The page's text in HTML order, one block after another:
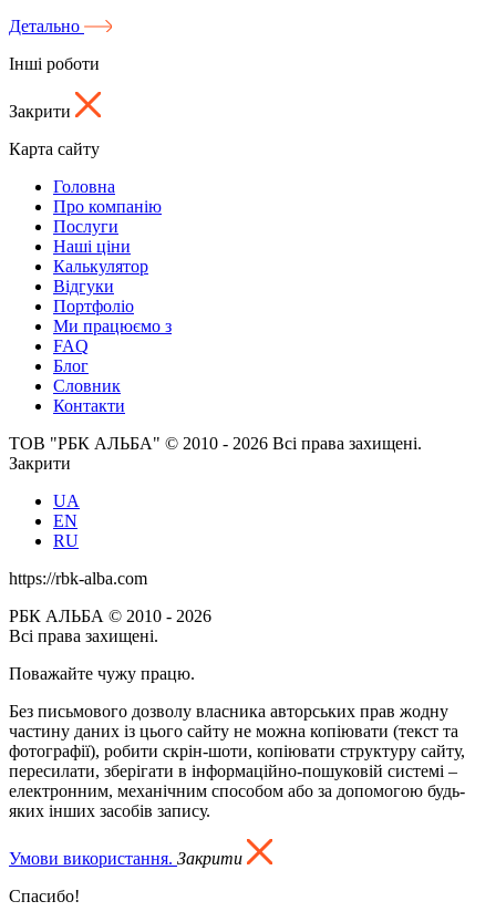
Детально
Інші роботи
Закрити
Карта сайту
Головна
Про компанію
Послуги
Наші ціни
Калькулятор
Відгуки
Портфоліо
Ми працюємо з
FAQ
Блог
Словник
Контакти
ТОВ "РБК АЛЬБА" © 2010 - 2026 Всі права захищені.
Закрити
UA
EN
RU
https://rbk-alba.com
РБК АЛЬБА © 2010 - 2026
Всі права захищені.
Поважайте чужу працю.
Без письмового дозволу власника авторських прав жодну
частину даних із цього сайту не можна копіювати (текст та
фотографії), робити скрін-шоти, копіювати структуру сайту,
пересилати, зберігати в інформаційно-пошуковій системі –
електронним, механічним способом або за допомогою будь-
яких інших засобів запису.
Умови використання. Закрити
Спасибо!